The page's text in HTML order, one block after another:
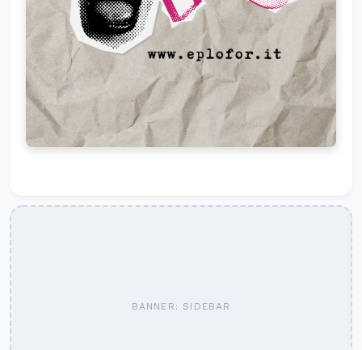
BANNER: SIDEBAR